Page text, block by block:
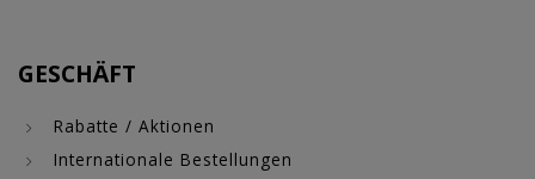
GESCHÄFT
Rabatte / Aktionen
Internationale Bestellungen